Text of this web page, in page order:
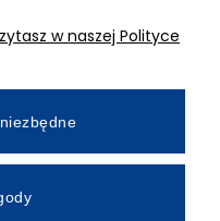
w naszej Polityce